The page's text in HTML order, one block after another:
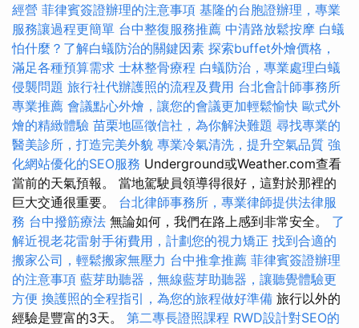
經營 菲律賓簽證辦理的注意事項 基隆的台胞證辦理，專業
服務讓過程更簡單 台中整復服務推薦 中清路放鬆按摩 白蟻
怕什麼？了解白蟻防治的關鍵因素 探索buffet外燴價格，
滿足各種預算需求 士林整骨療程 白蟻防治，專業處理白蟻
侵襲問題 旅行社代辦護照的流程及費用 台北會計師事務所
專業推薦 會議點心外燴，讓您的會議更加輕鬆愉快 歐式外
燴的精緻體驗 苗栗地區徵信社，為你解決難題 尋找專業的
醫美診所，打造完美外貌 專業冷氣清洗，提升空氣品質 強
化網站優化的SEO服務 Underground或Weather.com查看
當前的天氣預報。 當地駕駛員領導得很好，這對於那裡的
巨大交通很重要。 台北律師事務所，專業律師提供法律服
務 台中撥筋療法 無論如何，我們在路上感到非常安全。 了
解近視老花雷射手術費用，計劃您的視力矯正 找到合適的
搬家公司，輕鬆搬家無壓力 台中推拿推薦 菲律賓簽證辦理
的注意事項 藍芽助聽器，無線藍芽助聽器，讓聽覺體驗更
方便 換護照的全程指引，為您的旅程做好準備 旅行以外的
經驗是豐富的3天。 第二專長證照課程 RWD設計對SEO的